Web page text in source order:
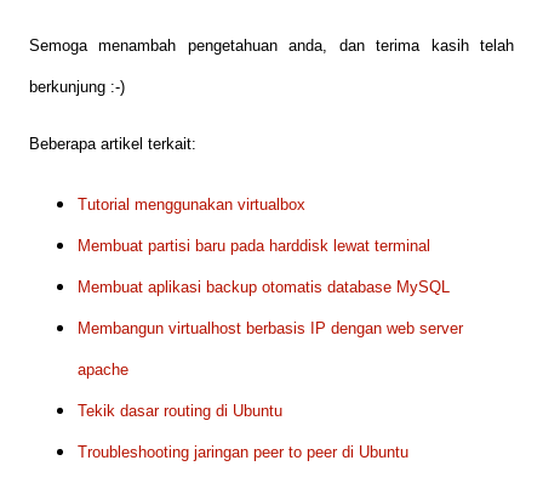
Semoga menambah pengetahuan anda, dan terima kasih telah
berkunjung :-)
Beberapa artikel terkait:
Tutorial menggunakan virtualbox
Membuat partisi baru pada harddisk lewat terminal
Membuat aplikasi backup otomatis database MySQL
Membangun virtualhost berbasis IP dengan web server
apache
Tekik dasar routing di Ubuntu
Troubleshooting jaringan peer to peer di Ubuntu